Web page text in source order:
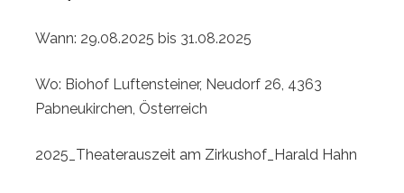
Wann: 29.08.2025 bis 31.08.2025
Wo: Biohof Luftensteiner, Neudorf 26, 4363
Pabneukirchen, Österreich
2025_Theaterauszeit am Zirkushof_Harald Hahn